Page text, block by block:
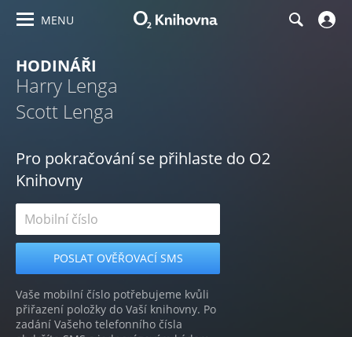
MENU
HODINÁŘI
Harry Lenga
Scott Lenga
Pro pokračování se přihlaste do O2
Knihovny
Vaše mobilní číslo potřebujeme kvůli
přiřazení položky do Vaší knihovny. Po
zadání Vašeho telefonního čísla